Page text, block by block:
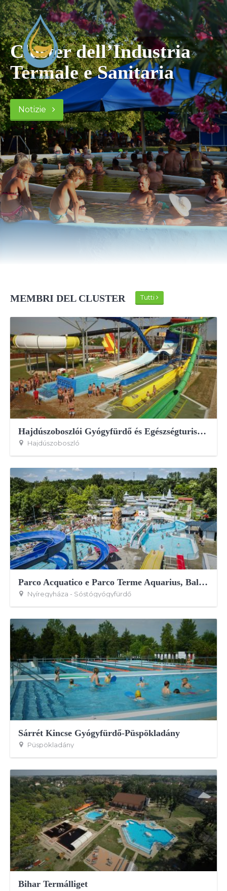
Cluster dell’Industria
Termale e Sanitaria
Notizie
MEMBRI DEL CLUSTER Tutti
Hajdúszoboszlói Gyógyfürdő és Egészségturisztikai Zrt.
Hajdúszoboszló
Parco Acquatico e Parco Terme Aquarius, Balneoterapia Aquarius
Nyíregyháza - Sóstógyógyfürdő
Sárrét Kincse Gyógyfürdő-Püspökladány
Püspökladány
Bihar Termálliget